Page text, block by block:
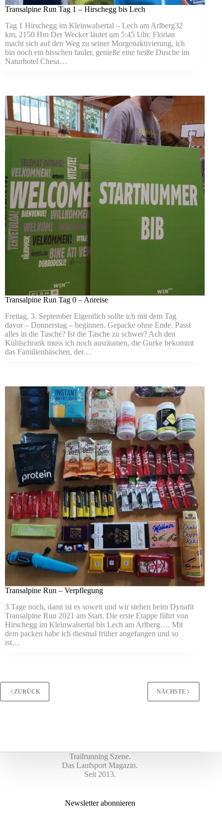
Transalpine Run Tag 1 – Hirschegg bis Lech
Tag 1 Hirschegg im Kleinwalsertal – Lech am Arlberg32
km, 2150 Hm Der Wecker läutet um 5:45 Uhr. Florian
macht sich auf den Weg zu seiner Morgenaktivierung, ich
bin noch ein bisschen fauler, genieße eine heiße Dusche im
Naturhotel Chesa…
Transalpine Run Tag 0 – Anreise
Freitag, 3. September Eigentlich sollte ich mit dem Tag
davor – Donnerstag – beginnen. Gepacke ohne Ende. Passt
alles in die Tasche? Ist die Tasche zu schwer? Ach den
Kühlschrank muss ich noch ausräumen, die Gurke bekommt
das Familienhäschen, der…
Transalpine Run – Verpflegung
3 Tage noch, dann ist es soweit und wir stehen beim Dynafit
Transalpine Run 2021 am Start. Die erste Etappe führt von
Hirschegg im Kleinwalsertal bis Lech am Arlberg…. Mit
dem packen habe ich diesmal früher angefangen und so
ist…
ZURÜCK NÄCHSTE
Trailrunning Szene.
Das Laufsport Magazin.
Seit 2013.
Newsletter abonnieren